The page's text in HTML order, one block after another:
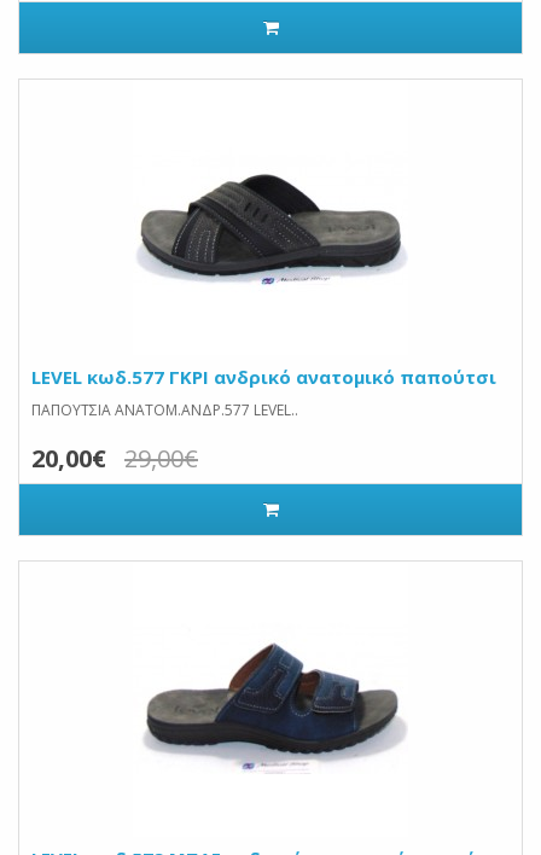
LEVEL κωδ.577 ΓΚΡΙ ανδρικό ανατομικό παπούτσι
ΠΑΠΟΥΤΣΙΑ ΑΝΑΤΟΜ.ΑΝΔΡ.577 LEVEL..
20,00€ 29,00€